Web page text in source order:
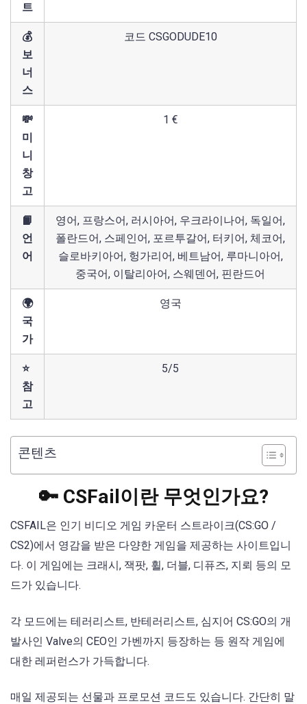
트
💰
보
너
스
코드 CSGODUDE10
💸
미
니
창
고
1 €
📙
언
어
영어, 프랑스어, 러시아어, 우크라이나어, 독일어,
폴란드어, 스페인어, 포르투갈어, 터키어, 체코어,
슬로바키아어, 헝가리어, 베트남어, 루마니아어,
중국어, 이탈리아어, 스웨덴어, 핀란드어
🌍
국
가
영국
⭐
참
고
5/5
콘텐츠
🔑 CSFail이란 무엇인가요?
CSFAIL은 인기 비디오 게임 카운터 스트라이크(CS:GO /
CS2)에서 영감을 받은 다양한 게임을 제공하는 사이트입니
다. 이 게임에는 크래시, 잭팟, 휠, 더블, 디퓨즈, 지뢰 등의 모
드가 있습니다.
각 모드에는 테러리스트, 반테러리스트, 심지어 CS:GO의 개
발사인 Valve의 CEO인 가벤까지 등장하는 등 원작 게임에
대한 레퍼런스가 가득합니다.
매일 제공되는 선물과 프로모션 코드도 있습니다. 간단히 말